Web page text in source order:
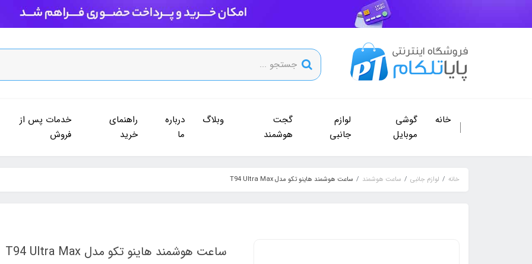
خانه
گوشی
موبایل
لوازم
جانبی
گجت
هوشمند
وبلاگ
درباره
ما
راهنمای
خرید
خدمات پس از
فروش
خانه لوازم جانبی ساعت هوشمند ساعت هوشمند هاینو تکو مدل T94 Ultra Max
ساعت هوشمند هاینو تکو مدل T94 Ultra Max